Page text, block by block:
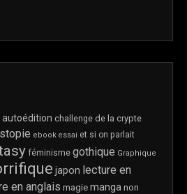
autoédition challenge de la crypte
ebook essai et si on parlait
féminisme gothique Graphique
japon lecture en
en anglais magie manga non